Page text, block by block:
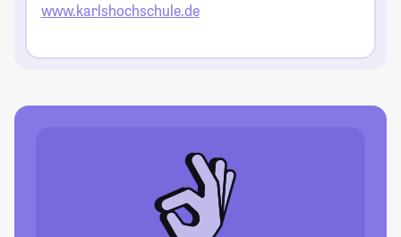
www.karlshochschule.de